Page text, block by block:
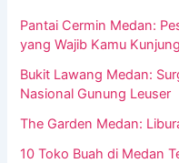
Pantai Cermin Medan:
yang Wajib Kamu
Bukit Lawang Medan:
Nasional Gunung Leuser
The Garden Medan:
10 Toko Buah di Medan